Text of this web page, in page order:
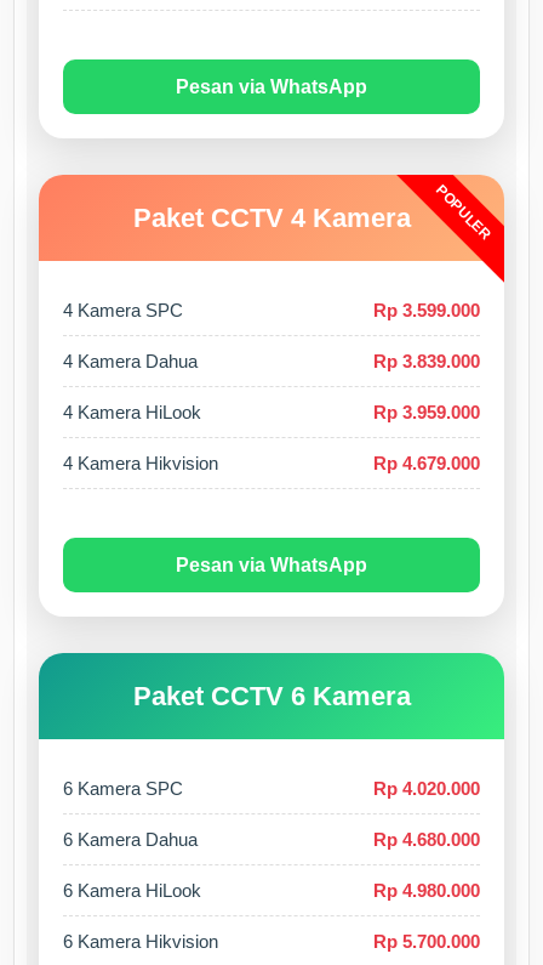
Pesan via WhatsApp
POPULER
Paket CCTV 4 Kamera
4 Kamera SPC Rp 3.599.000
4 Kamera Dahua Rp 3.839.000
4 Kamera HiLook Rp 3.959.000
4 Kamera Hikvision Rp 4.679.000
Pesan via WhatsApp
Paket CCTV 6 Kamera
6 Kamera SPC Rp 4.020.000
6 Kamera Dahua Rp 4.680.000
6 Kamera HiLook Rp 4.980.000
6 Kamera Hikvision Rp 5.700.000